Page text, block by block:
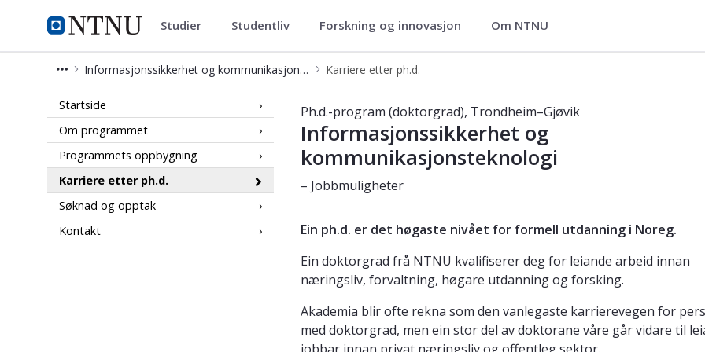
NTNU Hjemmeside
Informasjonssikkerhet og kommunikasjonsteknologi (PHISCT)
Studier Studentliv Forskning og innovasjon Om NTNU
Informasjonssikkerhet og kommunikasjonsteknologi (PHISCT) Karriere etter ph.d.
Jobbmuligheter – Informasjonssikkerhet og kommunikasjonsteknologi
Startside
Om programmet
Programmets oppbygning
Karriere etter ph.d.
Søknad og opptak
Kontakt
Ph.d.-program (doktorgrad), Trondheim–Gjøvik
Informasjonssikkerhet og
kommunikasjonsteknologi
– Jobbmuligheter
Ein ph.d. er det høgaste nivået for formell utdanning i Noreg.
Ein doktorgrad frå NTNU kvalifiserer deg for leiande arbeid innan
næringsliv, forvaltning, høgare utdanning og forsking.
Akademia blir ofte rekna som den vanlegaste karrierevegen for
med doktorgrad, men ein stor del av doktorane våre går vidare til